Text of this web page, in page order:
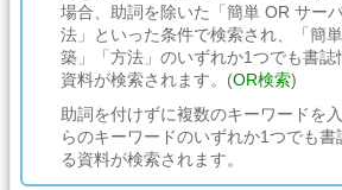
場合、助詞を除いた「簡単 OR サー
法」といった条件で検索され、「簡
築」「方法」のいずれか1つでも書誌
資料が検索されます。(OR検索)
助詞を付けずに複数のキーワードを
らのキーワードのいずれか1つでも
る資料が検索されます。